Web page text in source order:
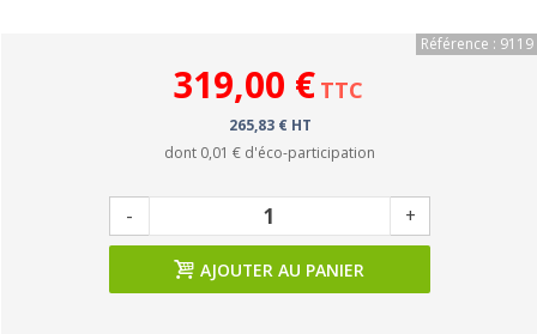
Référence : 9119
319,00 € TTC
265,83 € HT
dont 0,01 € d'éco-participation
- +
AJOUTER AU PANIER